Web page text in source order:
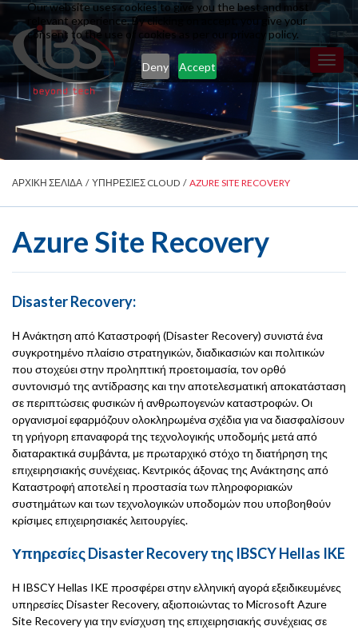
Our website uses cookies to give you the best and most
relevant experience. By clicking on accept, you give your
consent to the use of cookies as per our privacy policy.
Deny Accept
ΑΡΧΙΚΗ ΣΕΛΙΔΑ / ΥΠΗΡΕΣΙΕΣ CLOUD / AZURE SITE RECOVERY
Azure Site Recovery
Disaster Recovery:
Η Ανάκτηση από Καταστροφή (Disaster Recovery) συνιστά ένα
συγκροτημένο πλαίσιο στρατηγικών, διαδικασιών και πολιτικών
που στοχεύει στην προληπτική προετοιμασία, τον ορθό
συντονισμό της αντίδρασης και την αποτελεσματική αποκατάσταση
σε περιπτώσεις φυσικών ή ανθρωπογενών καταστροφών. Οι
οργανισμοί εφαρμόζουν ολοκληρωμένα σχέδια για να διασφαλίσουν
τη γρήγορη επαναφορά της τεχνολογικής υποδομής μετά από
διαταρακτικά συμβάντα, με πρωταρχικό στόχο τη διατήρηση της
επιχειρησιακής συνέχειας. Κεντρικός άξονας της Ανάκτησης από
Καταστροφή αποτελεί η προστασία των πληροφοριακών
συστημάτων και των τεχνολογικών υποδομών που υποβοηθούν
κρίσιμες επιχειρησιακές λειτουργίες.
Υπηρεσίες Disaster Recovery της IBSCY Hellas IKE
Η IBSCY Hellas IKE προσφέρει στην ελληνική αγορά εξειδικευμένες
υπηρεσίες Disaster Recovery, αξιοποιώντας το Microsoft Azure
Site Recovery για την ενίσχυση της επιχειρησιακής συνέχειας σε